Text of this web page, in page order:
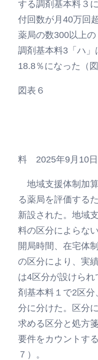
する調剤基本料３
付回数が月40万回
薬局の数300以上
調剤基本料3「ハ
18.8％になった（図
図表６
厚労省
料 2025年9月10日
地域支援体制加
る薬局を評価する
新設された。地域
料の区分によらな
開局時間、在宅体
の区分により、実
は4区分が設けら
剤基本料１で2区
分に分けた。区分
求める区分と処方
要件をカウントす
７）。